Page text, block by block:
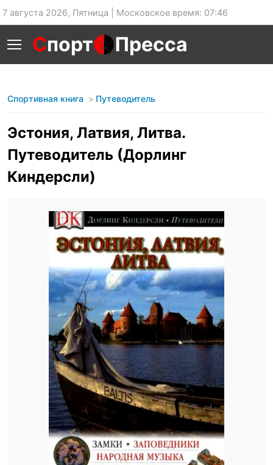
7 августа 2026, Пятница | Московское время: 07:46
Спорт Пресса
Спортивная книга Путеводитель
Эстония, Латвия, Литва.
Путеводитель (Дорлинг
Киндерсли)